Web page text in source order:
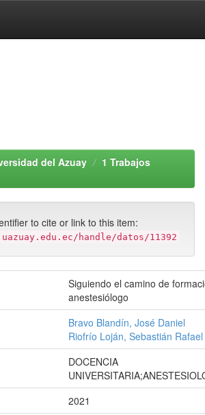
del Azuay
1 Trabajos
to cite or link to this item:
handle/datos/11392
Siguiendo el camino de
anestesiólogo
Bravo Blandín, José Daniel
Riofrío Loján, Sebastián Rafael
DOCENCIA
2021